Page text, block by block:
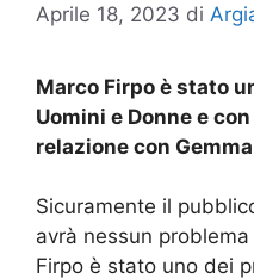
Aprile 18, 2023 di
Marco Firpo è stato
Uomini e Donne e
relazione con
Sicuramente il
avrà nessun
Firpo è stato uno dei